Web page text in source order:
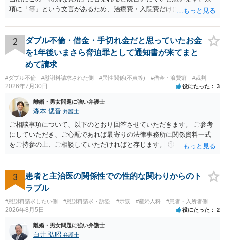
項に「等」という文言があるため、治療費・入院費だけに限定される
れていますので、通常は、病気や事故によって臨時に必要となった医
療費その他これに類する特別支出を念頭に置いた条項と読むのが自然
です。したがって、大学の入学金、授業料、受験費用などの教育費に
ついてまで、「この条項があるから当然に半額を請求できる」とまで
は言いにくいと思われます。なお、通常、大学進学費用をどこまで負
担すべきかについては、離婚時の合意内容のほか、子どもの年齢、大
学進学についての父母の認識、父母の学歴・収入・資産状況、進学先
や費用などを踏まえて個別に検討することになります。公正証書の他
の条項において、養育費の終期についてどのように定められている
か、大学進学に関する定めの有無、「教育費」「進学費用」に関する
定めの有無等について確認する必要があると考えられます。
2
ダブル不倫・借金・手切れ金だと思っていたお金
を1年後いまさら脅迫罪として通知書が来てまと
めて請求
#ダブル不倫 #慰謝料請求された側 #異性関係(不貞等) #借金・浪費癖 #裁判
2026年7月30日 役にたった 3
離婚・男女問題に強い弁護士
森本 偲音 弁護士
ご相談事項について、以下のとおり回答させていただきます。 ご参考
にしていただき、ご心配であれば最寄りの法律事務所に関係資料一式
をご持参の上、ご相談していただければと存じます。 ① このLINEの
される可能性はあるのか ⇒LINEを含む１００万円の貸付に至るまでの
やり取り等の経緯、誓約書の内容等を踏まえて、関係を清算するため
の 金銭であったと評価される可能性はあると考えます。 ② 「今後一
切関与しないなら100万円振り込む」というLINEや誓約書は、裁判上
どの程度証拠価値があるのか ⇒前後のやり取りや誓約書の具体的内容
を見ない限り、具体的な判断はできませんが、一定の証拠価値はある
と考えます。 ③ 借用書があっても、後から100万円を貸付扱いに変更
することは認められるのか。 ⇒おそらく１００万円は不当利得（受け
3
患者と主治医の関係性での性的な関わりからのト
ラブル
#慰謝料請求したい側 #慰謝料請求・訴訟 #示談 #産婦人科 #患者・入所者側
2026年8月5日 役にたった 2
離婚・男女問題に強い弁護士
白井 弘昭 弁護士